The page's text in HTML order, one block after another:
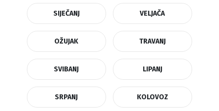
SIJEČANJ VELJAČA
OŽUJAK TRAVANJ
SVIBANJ LIPANJ
SRPANJ KOLOVOZ